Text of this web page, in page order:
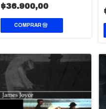
$36.900,00